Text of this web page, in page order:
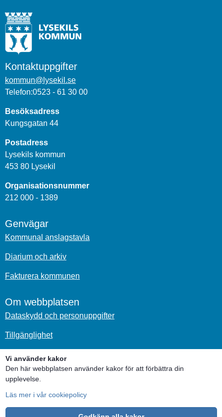
Vi använder kakor
Den här webbplatsen använder kakor för att förbättra din
upplevelse.
Läs mer i vår cookiepolicy
Kontaktuppgifter
kommun@lysekil.se
Telefon:0523 - 61 30 00
Besöksadress
Kungsgatan 44
Postadress
Lysekils kommun
453 80 Lysekil
Organisationsnummer
212 000 - 1389
Genvägar
Kommunal anslagstavla
Diarium och arkiv
Fakturera kommunen
Om webbplatsen
Dataskydd och personuppgifter
Tillgänglighet
Om kakor
Sociala medier